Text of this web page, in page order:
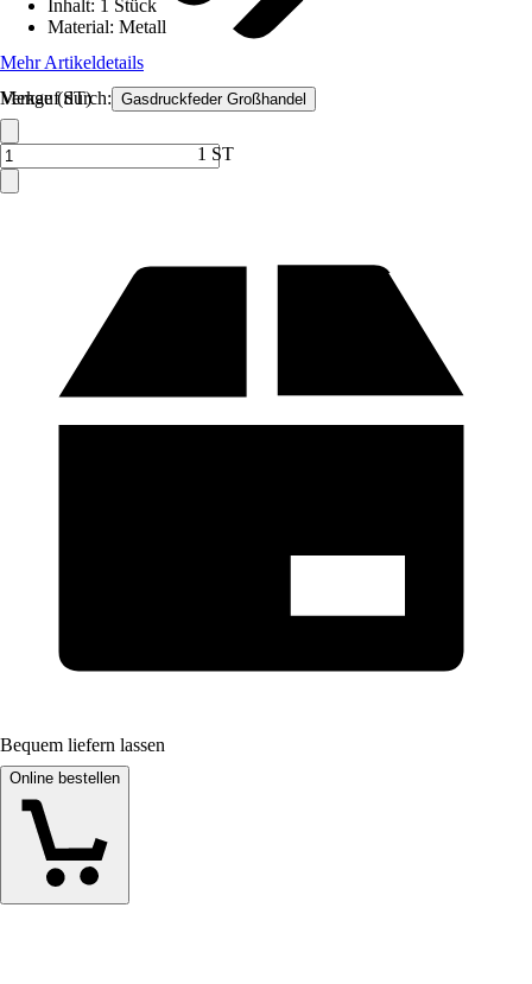
Verkauf durch: Gasdruckfeder Großhandel
Inhalt: 1 Stück
Material: Metall
Mehr Artikeldetails
Menge (ST)
1 ST
Bequem liefern lassen
Online bestellen